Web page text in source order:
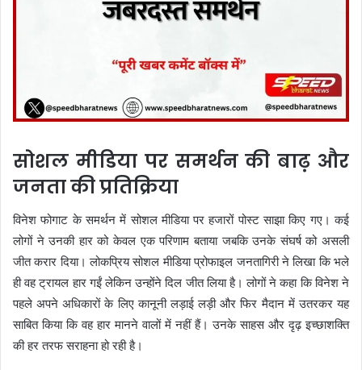
सोशल मीडिया पर समर्थन की बाढ़ और
जनता की प्रतिक्रिया
विनेश फोगाट के समर्थन में सोशल मीडिया पर हजारों पोस्ट साझा किए गए। कई
लोगों ने उनकी हार को केवल एक परिणाम बताया जबकि उनके संघर्ष को असली
जीत करार दिया। लोकप्रिय सोशल मीडिया प्रोफाइल जनतागिरी ने लिखा कि भले
ही वह ट्रायल हार गईं लेकिन उन्होंने दिल जीत लिया है। लोगों ने कहा कि विनेश ने
पहले अपने अधिकारों के लिए कानूनी लड़ाई लड़ी और फिर मैदान में उतरकर यह
साबित किया कि वह हार मानने वालों में नहीं हैं। उनके साहस और दृढ़ इच्छाशक्ति
की हर तरफ सराहना हो रही है।